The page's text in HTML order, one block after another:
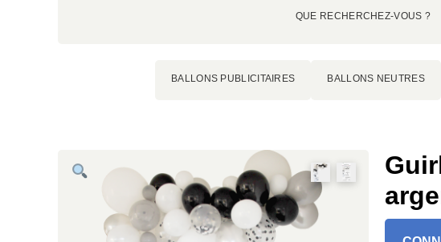
QUE RECHERCHEZ-VOUS ?
BALLONS PUBLICITAIRES BALLONS NEUTRES